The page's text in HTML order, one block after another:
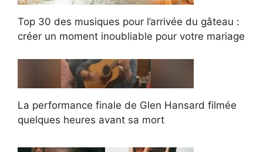
Top 30 des musiques pour l’arrivée du gâteau :
créer un moment inoubliable pour votre mariage
La performance finale de Glen Hansard filmée
quelques heures avant sa mort